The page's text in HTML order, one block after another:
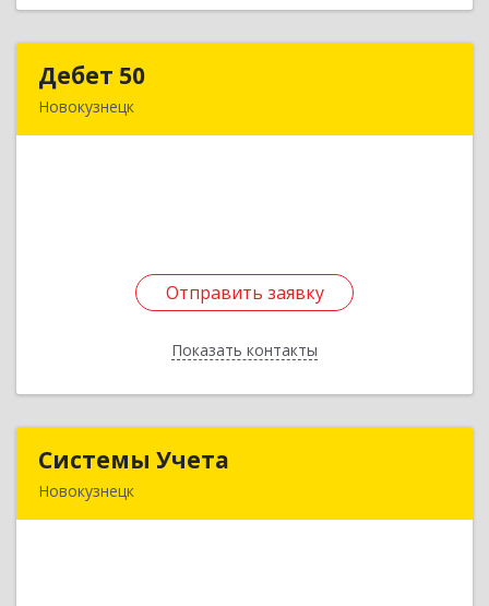
Дебет 50
Новокузнецк
Отправить заявку
Показать контакты
Отправить заявку
Назад
Системы Учета
Новокузнецк